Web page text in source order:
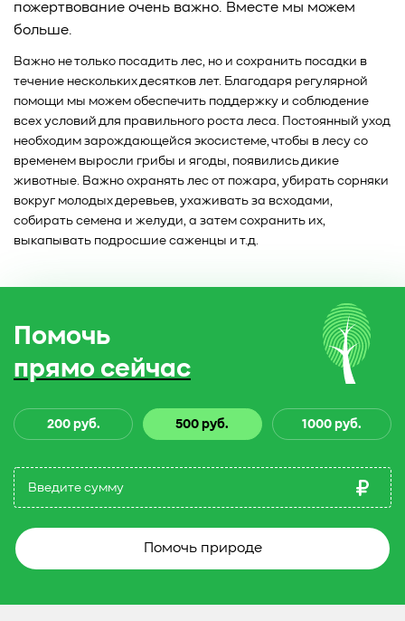
пожертвование очень важно. Вместе мы можем
больше.
Важно не только посадить лес, но и сохранить посадки в
течение нескольких десятков лет. Благодаря регулярной
помощи мы можем обеспечить поддержку и соблюдение
всех условий для правильного роста леса. Постоянный уход
необходим зарождающейся экосистеме, чтобы в лесу со
временем выросли грибы и ягоды, появились дикие
животные. Важно охранять лес от пожара, убирать сорняки
вокруг молодых деревьев, ухаживать за всходами,
собирать семена и желуди, а затем сохранить их,
выкапывать подросшие саженцы и т.д.
Помочь
прямо сейчас
200 руб. 500 руб. 1000 руб.
Помочь природе